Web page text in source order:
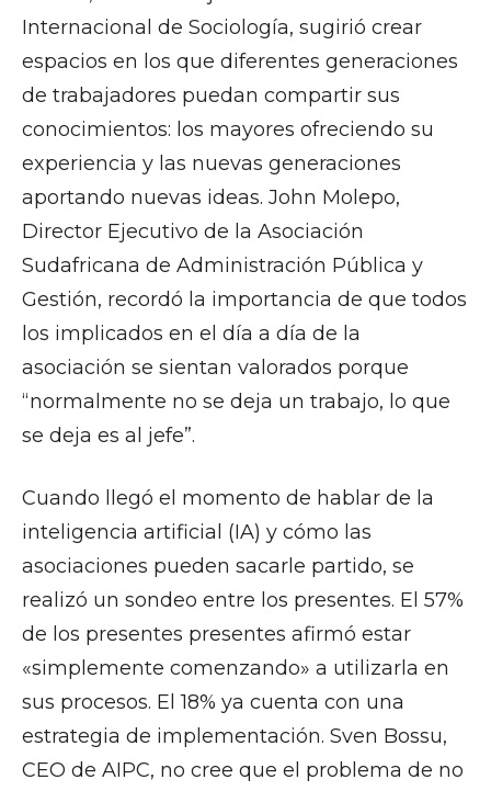
Internacional de Sociología, sugirió crear
espacios en los que diferentes generaciones
de trabajadores puedan compartir sus
conocimientos: los mayores ofreciendo su
experiencia y las nuevas generaciones
aportando nuevas ideas. John Molepo,
Director Ejecutivo de la Asociación
Sudafricana de Administración Pública y
Gestión, recordó la importancia de que todos
los implicados en el día a día de la
asociación se sientan valorados porque
“normalmente no se deja un trabajo, lo que
se deja es al jefe”.
Cuando llegó el momento de hablar de la
inteligencia artificial (IA) y cómo las
asociaciones pueden sacarle partido, se
realizó un sondeo entre los presentes. El 57%
de los presentes presentes afirmó estar
«simplemente comenzando» a utilizarla en
sus procesos. El 18% ya cuenta con una
estrategia de implementación. Sven Bossu,
CEO de AIPC, no cree que el problema de no